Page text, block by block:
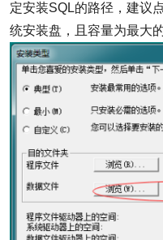
定安装SQL的路径，建议
统安装盘，且容量为最大